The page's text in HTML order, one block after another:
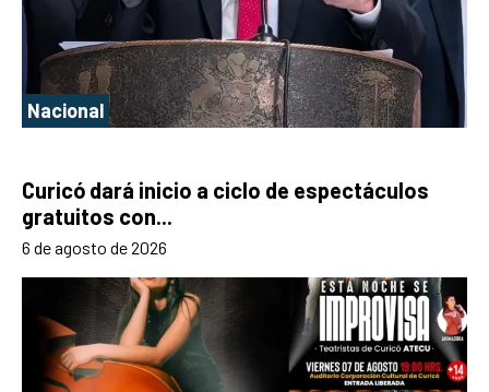
Nacional
Curicó dará inicio a ciclo de espectáculos
gratuitos con...
6 de agosto de 2026